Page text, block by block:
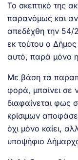
Το σκεπτικό της
παρανόμως και
απεδέχθη την
εκ τούτου ο Δήμος
αυτό, παρά μόνο
Με βάση τα
φορά, μπαίνει σε
διαφαίνεται φως
κρίσιμων
όχι μόνο καίει,
υποψήφιο